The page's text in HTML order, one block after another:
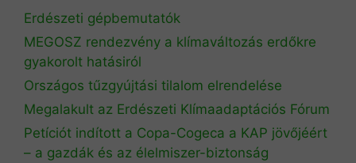
Erdészeti gépbemutatók
MEGOSZ rendezvény a klímaváltozás erdőkre
gyakorolt hatásiról
Országos tűzgyújtási tilalom elrendelése
Megalakult az Erdészeti Klímaadaptációs Fórum
Petíciót indított a Copa-Cogeca a KAP jövőjéért
– a gazdák és az élelmiszer-biztonság